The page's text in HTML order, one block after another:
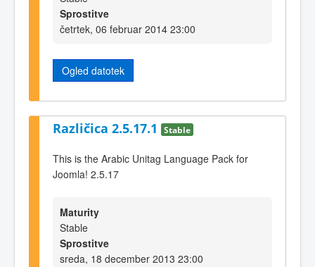
Sprostitve
četrtek, 06 februar 2014 23:00
Ogled datotek
Različica 2.5.17.1 Stable
This is the Arabic Unitag Language Pack for
Joomla! 2.5.17
Maturity
Stable
Sprostitve
sreda, 18 december 2013 23:00